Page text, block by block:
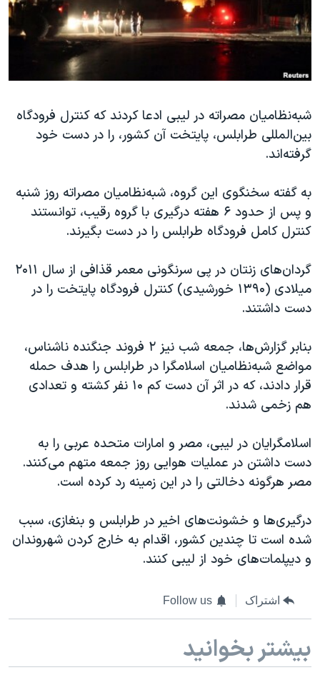
فرهنگ و زندگی
حقوق شهروندی
اسرائیل در جنگ
گالری عکس
مستندها
انتخابات ریاست جمهوری آمریکا ۲۰۲۴
حمله جمهوری اسلامی به اسرائیل
ورزش زنان در ایران
اعتراضات زن، زندگی، آزادی
تریبونال مردمی آبان ۹۸
دادگاه حمید نوری
قانون شفافیت دارائی کادر رهبری ایران
اعتراضات مردمی آبان ۹۸
نرگس محمدی برنده جایزه نوبل صلح
همایش محافظه‌کاران آمریکا «سی‌پک»
صفحه‌های ویژه
دنبال کنید
زبانهای مختلف
شبه‌نظامیان مصراته در لیبی ادعا کردند که کنترل فرودگاه
بین‌المللی طرابلس، پایتخت آن کشور، را در دست خود
گرفته‌اند.
به گفته سخنگوی این گروه، شبه‌نظامیان مصراته روز شنبه
و پس از حدود ۶ هفته درگیری با گروه رقیب، توانستند
کنترل کامل فرودگاه طرابلس را در دست بگیرند.
گردان‌های
زنتان در پی سرنگونی معمر قذافی از سال ۲۰۱۱
میلادی (۱۳۹۰ خورشیدی) کنترل فرودگاه پایتخت را در
دست داشتند.
بنابر گزارش‌ها، جمعه شب نیز ۲ فروند جنگنده ناشناس،
مواضع شبه‌نظامیان اسلامگرا در طرابلس را هدف حمله
قرار دادند، که در اثر آن دست کم ۱۰ نفر کشته و تعدادی
هم زخمی شدند.
اسلامگرایان در لیبی، مصر و امارات متحده عربی را به
دست داشتن در عملیات هوایی روز جمعه متهم می‌کنند.
مصر هرگونه دخالتی را در این زمینه رد کرده است.
درگیری‌ها و خشونت‌های اخیر در طرابلس و بنغازی، سبب
شده است تا چندین کشور، اقدام به خارج کردن شهروندان
و دیپلمات‌های خود از لیبی کنند.
اشتراک Follow us
بیشتر بخوانید